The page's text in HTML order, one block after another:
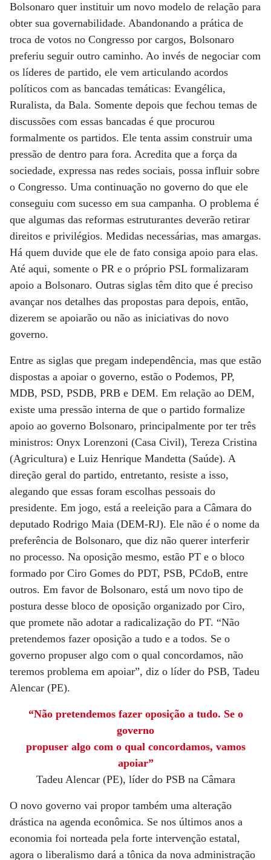
Bolsonaro quer instituir um novo modelo de relação para
obter sua governabilidade. Abandonando a prática de
troca de votos no Congresso por cargos, Bolsonaro
preferiu seguir outro caminho. Ao invés de negociar com
os líderes de partido, ele vem articulando acordos
políticos com as bancadas temáticas: Evangélica,
Ruralista, da Bala. Somente depois que fechou temas de
discussões com essas bancadas é que procurou
formalmente os partidos. Ele tenta assim construir uma
pressão de dentro para fora. Acredita que a força da
sociedade, expressa nas redes sociais, possa influir sobre
o Congresso. Uma continuação no governo do que ele
conseguiu com sucesso em sua campanha. O problema é
que algumas das reformas estruturantes deverão retirar
direitos e privilégios. Medidas necessárias, mas amargas.
Há quem duvide que ele de fato consiga apoio para elas.
Até aqui, somente o PR e o próprio PSL formalizaram
apoio a Bolsonaro. Outras siglas têm dito que é preciso
avançar nos detalhes das propostas para depois, então,
dizerem se apoiarão ou não as iniciativas do novo
governo.
Entre as siglas que pregam independência, mas que estão
dispostas a apoiar o governo, estão o Podemos, PP,
MDB, PSD, PSDB, PRB e DEM. Em relação ao DEM,
existe uma pressão interna de que o partido formalize
apoio ao governo Bolsonaro, principalmente por ter três
ministros: Onyx Lorenzoni (Casa Civil), Tereza Cristina
(Agricultura) e Luiz Henrique Mandetta (Saúde). A
direção geral do partido, entretanto, resiste a isso,
alegando que essas foram escolhas pessoais do
presidente. Em jogo, está a reeleição para a Câmara do
deputado Rodrigo Maia (DEM-RJ). Ele não é o nome da
preferência de Bolsonaro, que diz não querer interferir
no processo. Na oposição mesmo, estão PT e o bloco
formado por Ciro Gomes do PDT, PSB, PCdoB, entre
outros. Em favor de Bolsonaro, está um novo tipo de
postura desse bloco de oposição organizado por Ciro,
que promete não adotar a radicalização do PT. “Não
pretendemos fazer oposição a tudo e a todos. Se o
governo propuser algo com o qual concordamos, não
teremos problema em apoiar”, diz o líder do PSB, Tadeu
Alencar (PE).
“Não pretendemos fazer oposição a tudo. Se o
governo
propuser algo com o qual concordamos, vamos
apoiar”
Tadeu Alencar (PE), líder do PSB na Câmara
O novo governo vai propor também uma alteração
drástica na agenda econômica. Se nos últimos anos a
economia foi norteada pela forte intervenção estatal,
agora o liberalismo dará a tônica da nova administração